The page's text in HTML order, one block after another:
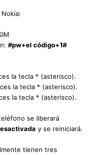
#pw+el código+1#
la tecla * (asterisco).
la tecla * (asterisco).
la tecla * (asterisco).
se liberará
y se reiniciará.
tienen tres